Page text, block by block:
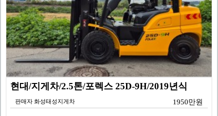
현대/지게차/2.5톤/포렉스 25D-9H/2019년식
판매자 화성태성지게차 1950만원